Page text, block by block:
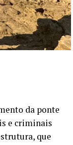
da ponte
e criminais
que